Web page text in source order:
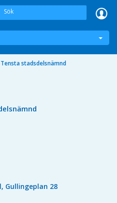
Sök
stadsdelsnämnd
Gullingeplan 28